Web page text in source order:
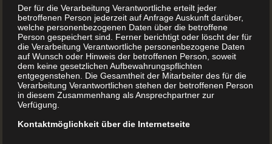
Verleihung des Staatspreises für die schönsten Bücher
Österreichs Wenn alles passt … Idee Beratung
Gestaltung Auswahl Druck Veredelung und Einreichung
ist der www.BuchDrucker.at in Höchstform. Am
11.11.2021 wurde auf der Buch Wien das Projekt von
David Einwaller als eines der schönsten Bücher 2020
mit dem Staatspreis ausgezeichnet. Wenn auch Sie ein
Buch drucken ...
Der für die Verarbeitung Verantwortliche erteilt jeder
betroffenen Person jederzeit auf Anfrage Auskunft darüber,
welche personenbezogenen Daten über die betroffene
Person gespeichert sind. Ferner berichtigt oder löscht der für
die Verarbeitung Verantwortliche personenbezogene Daten
auf Wunsch oder Hinweis der betroffenen Person, soweit
dem keine gesetzlichen Aufbewahrungspflichten
entgegenstehen. Die Gesamtheit der Mitarbeiter des für die
Verarbeitung Verantwortlichen stehen der betroffenen Person
in diesem Zusammenhang als Ansprechpartner zur
Verfügung.
Kontaktmöglichkeit über die Internetseite